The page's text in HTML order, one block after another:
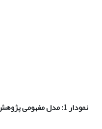
نمودار 1: مدل مفهومی پژوهش